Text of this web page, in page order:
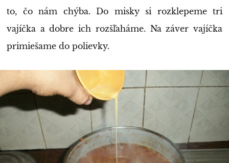
to, čo nám chýba. Do misky si rozklepeme tri
vajíčka a dobre ich rozšľaháme. Na záver vajíčka
primiešame do polievky.